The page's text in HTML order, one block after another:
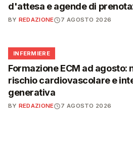
d'attesa e agende di
BY REDAZIONE 7 AGOSTO 2026
🩺
INFERMIERE
Formazione ECM ad agosto:
rischio cardiovascolare e
generativa
BY REDAZIONE 7 AGOSTO 2026